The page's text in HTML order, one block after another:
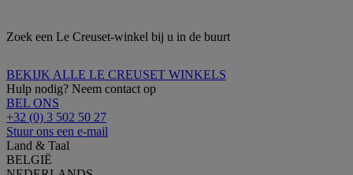
Zoek een Le Creuset-winkel bij u in de buurt
BEKIJK ALLE LE CREUSET WINKELS
Hulp nodig? Neem contact op
BEL ONS
+32 (0) 3 502 50 27
Stuur ons een e-mail
Land & Taal
BELGIË